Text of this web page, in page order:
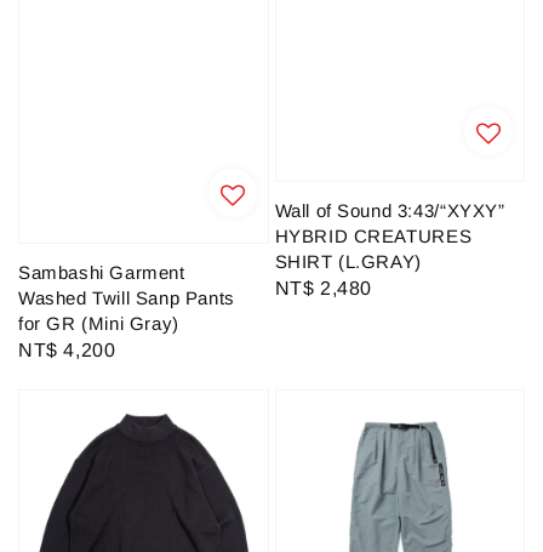
Sambashi Garment
Washed Twill Sanp Pants
for GR (Mini Gray)
Regular
NT$ 4,200
Wall of Sound 3:43/“XYXY”
HYBRID CREATURES
SHIRT (L.GRAY)
Regular
NT$ 2,480